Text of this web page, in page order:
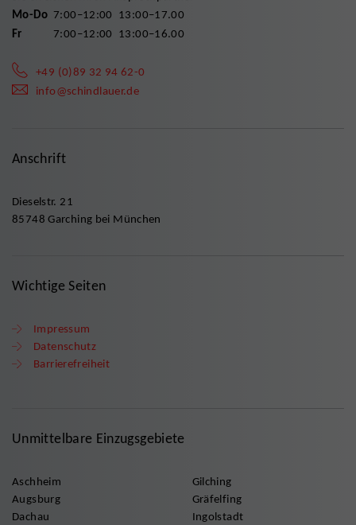
Mo-Do 7:00–12:00 13:00–17.00
Fr
7:00–12:00 13:00–16.00
+49 (0)89 32 94 62-0
info@schindlauer.de
Anschrift
Dieselstr. 21
85748 Garching bei München
Wichtige Seiten
Impressum
Datenschutz
Barrierefreiheit
Unmittelbare Einzugsgebiete
Aschheim
Augsburg
Dachau
Gilching
Gräfelfing
Ingolstadt